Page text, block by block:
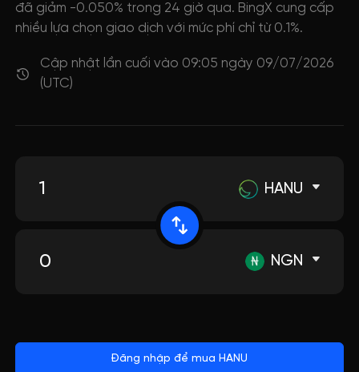
đã giảm -0.050% trong 24 giờ qua. BingX cung cấp
nhiều lựa chọn giao dịch với mức phí chỉ từ 0.1%.
Cập nhật lần cuối vào 09:05 ngày 09/07/2026
(UTC)
HANU
NGN
Đăng nhập để mua HANU